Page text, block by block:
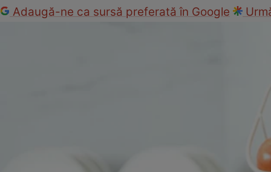
Adaugă-ne ca sursă preferată în Google